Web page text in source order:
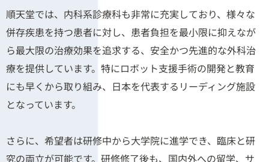
順天堂では、内科系診療科も非常に充実しており、様々な
併存疾患を持つ患者に対し、患者負担を最小限に抑えなが
ら最大限の治療効果を追求する、安全かつ先進的な外科治
療を提供しています。特にロボット支援手術の開発と教育
にも早くから取り組み、日本を代表するリーディング施設
となっています。
さらに、希望者は研修中から大学院に進学でき、臨床と研
究の両立が可能です。研修修了後も、国内外への留学、サ